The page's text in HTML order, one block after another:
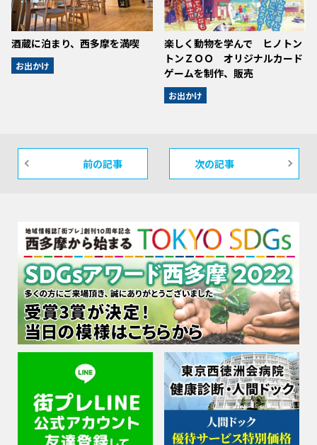
酒蔵に泊まり、西多摩を満喫
お出かけ
楽しく動物を学んで ヒノトン
トンＺＯＯ オリジナルカード
ゲームを制作、販売
お出かけ
前の記事 次の記事